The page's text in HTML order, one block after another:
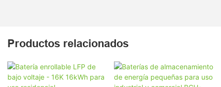
Productos relacionados